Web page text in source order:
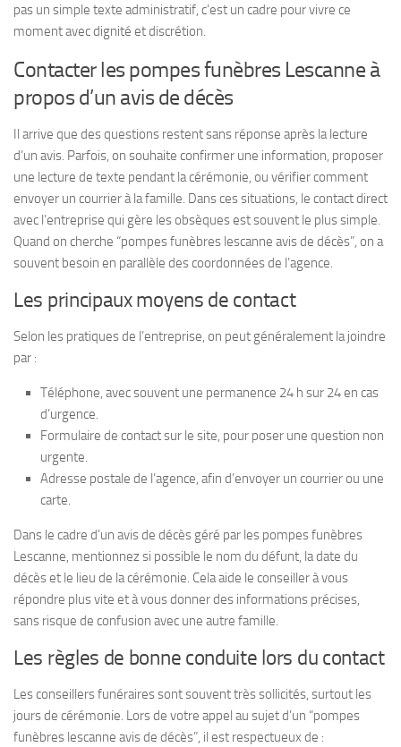
pas un simple texte administratif, c’est un cadre pour vivre ce
moment avec dignité et discrétion.
Contacter les pompes funèbres Lescanne à
propos d’un avis de décès
Il arrive que des questions restent sans réponse après la lecture
d’un avis. Parfois, on souhaite confirmer une information, proposer
une lecture de texte pendant la cérémonie, ou vérifier comment
envoyer un courrier à la famille. Dans ces situations, le contact direct
avec l’entreprise qui gère les obsèques est souvent le plus simple.
Quand on cherche “pompes funèbres lescanne avis de décès”, on a
souvent besoin en parallèle des coordonnées de l’agence.
Les principaux moyens de contact
Selon les pratiques de l’entreprise, on peut généralement la joindre
par :
Téléphone, avec souvent une permanence 24 h sur 24 en cas
d’urgence.
Formulaire de contact sur le site, pour poser une question non
urgente.
Adresse postale de l’agence, afin d’envoyer un courrier ou une
carte.
Dans le cadre d’un avis de décès géré par les pompes funèbres
Lescanne, mentionnez si possible le nom du défunt, la date du
décès et le lieu de la cérémonie. Cela aide le conseiller à vous
répondre plus vite et à vous donner des informations précises,
sans risque de confusion avec une autre famille.
Les règles de bonne conduite lors du contact
Les conseillers funéraires sont souvent très sollicités, surtout les
jours de cérémonie. Lors de votre appel au sujet d’un “pompes
funèbres lescanne avis de décès”, il est respectueux de :